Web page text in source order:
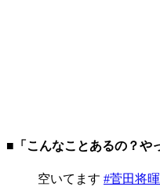
■「こんなことあるの？や
空いてます #菅田将